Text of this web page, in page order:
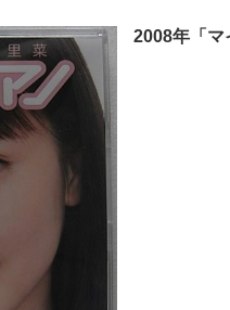
2008年「マ